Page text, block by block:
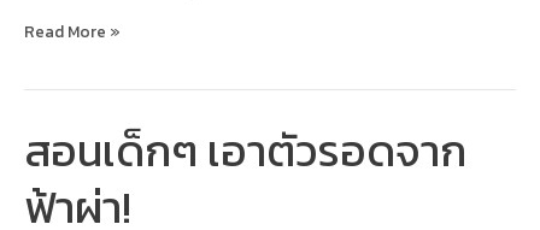
Read More »
สอนเด็กๆ เอาตัวรอดจาก
ฟ้าผ่า!
เด็กๆ
เอา
ตัว
รอด